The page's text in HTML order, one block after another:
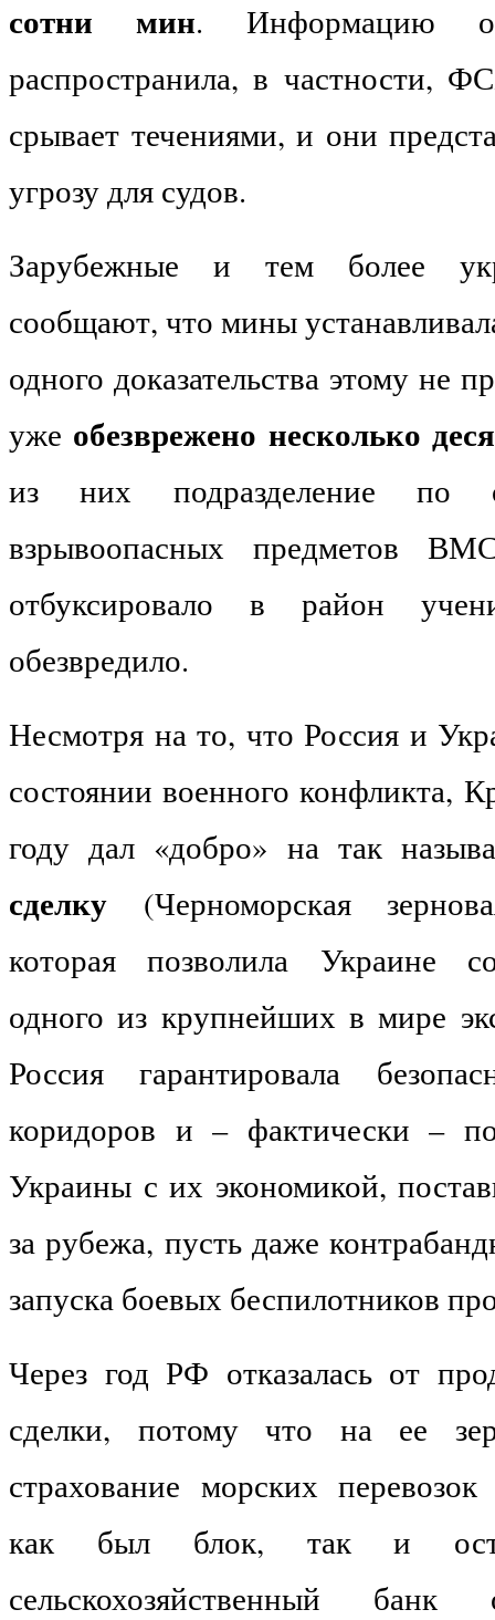
сотни мин. Информацию о
распространила, в частности,
срывает течениями, и они
угрозу для судов.
Зарубежные и тем более
сообщают, что мины
одного доказательства этому не
уже обезврежено несколько
из них подразделение по
взрывоопасных предметов
отбуксировало в район
обезвредило.
Несмотря на то, что Россия и
состоянии военного конфликта,
году дал «добро» на так
сделку (Черноморская
которая позволила Украине
одного из крупнейших в мире
Россия гарантировала
коридоров и – фактически –
Украины с их экономикой,
за рубежа, пусть даже
запуска боевых беспилотников
Через год РФ отказалась от
сделки, потому что на ее
страхование морских перевозок
как был блок, так и
сельскохозяйственный